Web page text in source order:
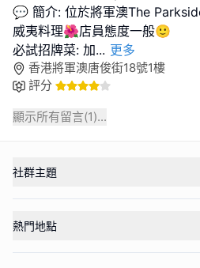
💬 簡介: 位於將軍澳The
威夷料理🌺店員態度一般🙂
必試招牌菜: 加... 更多
香港將軍澳唐俊街18號1樓
評分
顯示所有留言(1)...
社群主題
熱門地點